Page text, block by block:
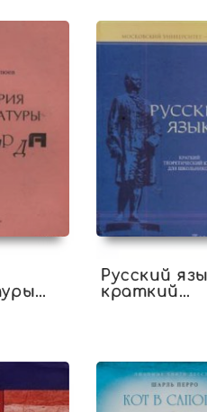
славян
Русский
краткий